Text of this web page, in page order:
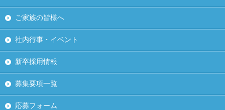
ご家族の皆様へ
社内行事・イベント
新卒採用情報
募集要項一覧
応募フォーム